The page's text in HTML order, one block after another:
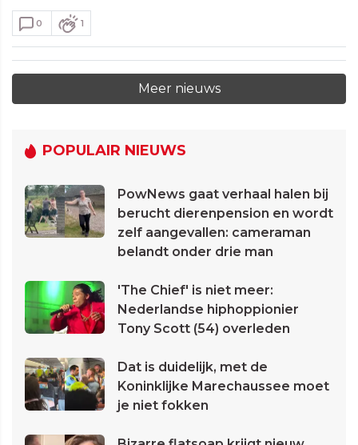
0 1
Meer nieuws
POPULAIR NIEUWS
PowNews gaat verhaal halen bij
berucht dierenpension en wordt
zelf aangevallen: cameraman
belandt onder drie man
'The Chief' is niet meer:
Nederlandse hiphoppionier
Tony Scott (54) overleden
Dat is duidelijk, met de
Koninklijke Marechaussee moet
je niet fokken